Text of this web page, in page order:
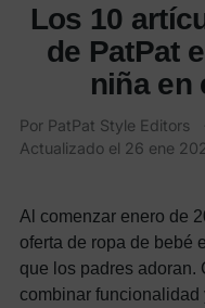
Los 10
de PatPat
niña en
Por PatPat Style Editors
Actualizado el 26 ene
Al comenzar enero de
oferta de ropa de bebé
que los padres adoran.
combinar